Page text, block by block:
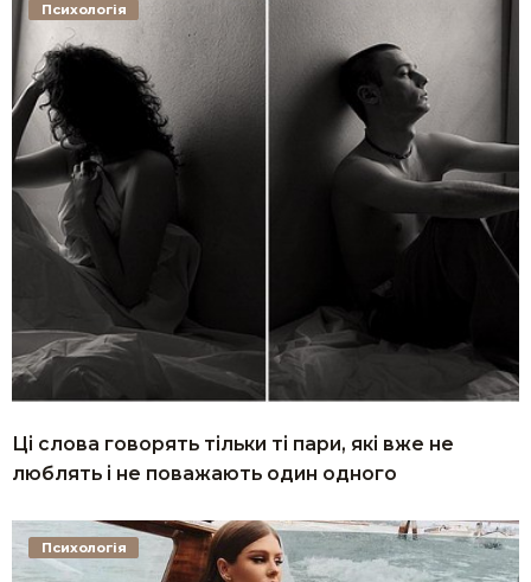
Ці слова говорять тільки ті пари, які вже не
люблять і не поважають один одного
Психологія
Психологія